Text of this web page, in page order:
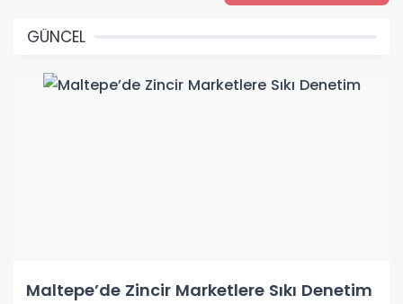
GÜNCEL
Maltepe’de Zincir Marketlere Sıkı Denetim